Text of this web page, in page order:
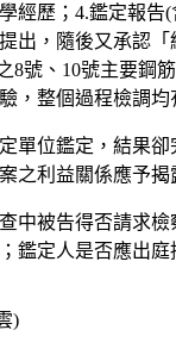
經歷；4.鑑定報
出，隨後又承認
號、10號主要鋼
，整個過程檢調
單位鑑定，結果
之利益關係應予
中被告得否請求
鑑定人是否應出
)